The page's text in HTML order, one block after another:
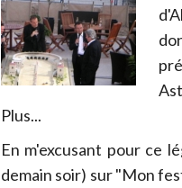
Plus...
En m'excusant pour ce
demain soir) sur "Mon